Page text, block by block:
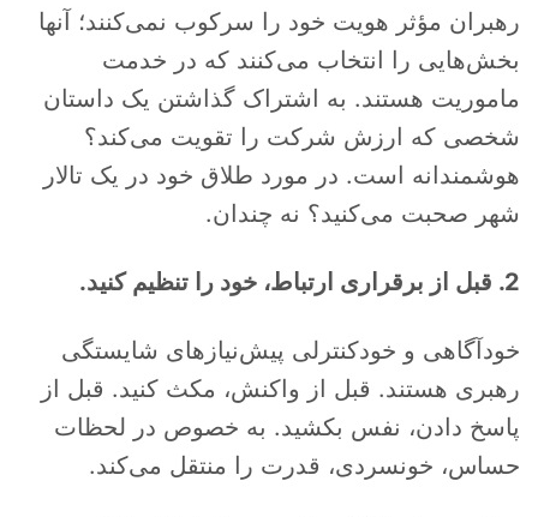
رهبران مؤثر هویت خود را سرکوب نمی‌کنند؛ آنها
بخش‌هایی را انتخاب می‌کنند که در خدمت
ماموریت هستند. به اشتراک گذاشتن یک داستان
شخصی که ارزش شرکت را تقویت می‌کند؟
هوشمندانه است. در مورد طلاق خود در یک تالار
شهر صحبت می‌کنید؟ نه چندان.
2. قبل از برقراری ارتباط، خود را تنظیم کنید.
خودآگاهی و خودکنترلی پیش‌نیازهای شایستگی
رهبری هستند. قبل از واکنش، مکث کنید. قبل از
پاسخ دادن، نفس بکشید. به خصوص در لحظات
حساس، خونسردی، قدرت را منتقل می‌کند.